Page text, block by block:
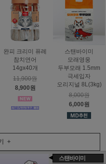
완피 크리미 퓨레
참치연어
14gx40개
11,900원
8,900원
스탠바이미
모래영웅
두부모래 1.5mm
극세입자
오리지널 8L(3kg)
8,000원
6,000원
+
스탠바이미